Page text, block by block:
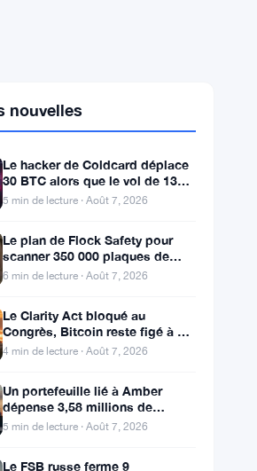
Le hacker de Coldcard déplace
millions de dollars entre dans
une nouvelle phase
5 min de lecture · Août 7, 2026
Le plan de Flock Safety pour
véhicules attire des poursuites
6 min de lecture · Août 7, 2026